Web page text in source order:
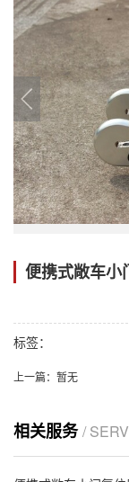
便携式敞车小
标签：
上一篇： 暂无
相关服务/